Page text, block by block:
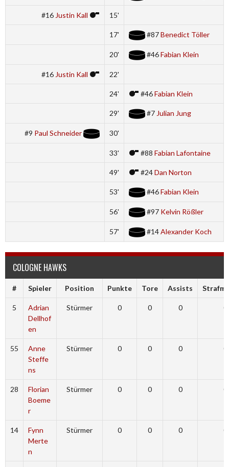
#16 Justin Kall 15'
17' #87Benedict Töller
20' #46Fabian Klein
#16 Justin Kall 22'
24' #46Fabian Klein
29' #7 Julian Jung
#9 Paul Schneider 30'
33' #88 Fabian Lafontaine
49' #24Dan Norton
53' #46Fabian Klein
56' #97 Kelvin Rößler
57' #14Alexander Koch
COLOGNE HAWKS
# Spieler Position Punkte Tore Assists
5
Adrian
Dellhof
en
Stürmer 0 0 0 0
55
Anne
Steffe
ns
Stürmer 0 0 0 0
28
Florian
Boeme
r
Stürmer 0 0 0 0
14
Fynn
Merte
n
Stürmer 0 0 0 0